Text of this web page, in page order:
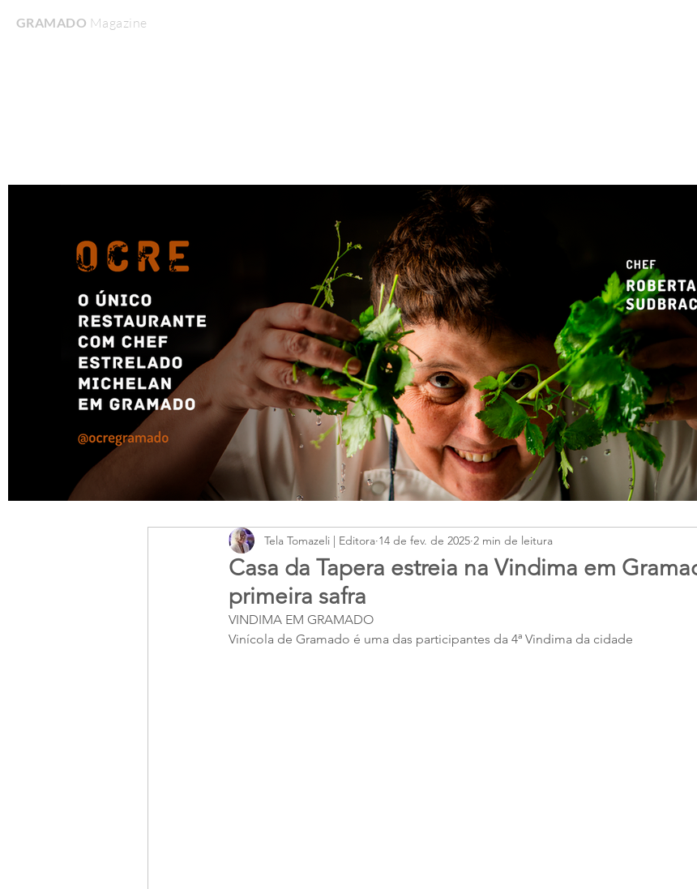
GRAMADO MagazineHome
Casa da Tapera estreia na Vindima em
primeira safra
Tela Tomazeli | Editora 14 de fev. de 2025 2 min de leitura
VINDIMA EM GRAMADO
Vinícola de Gramado é uma das participantes da 4ª Vindima da cidade